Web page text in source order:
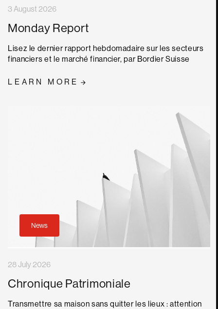
3 August 2026
Monday Report
Lisez le dernier rapport hebdomadaire sur les secteurs
financiers et le marché financier, par Bordier Suisse
LEARN MORE
News
28 July 2026
Chronique Patrimoniale
Transmettre sa maison sans quitter les lieux : attention